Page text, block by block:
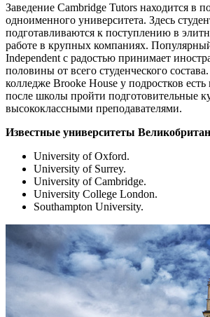
Заведение Cambridge Tutors находится в
одноименного университета. Здесь
подготавливаются к поступлению в
работе в крупных компаниях.
Independent с радостью принимает
половины от всего студенческого
колледже Brooke House у подростков есть
после школы пройти подготовительные
высококлассными преподавателями.
Известные университеты
University of Oxford.
University of Surrey.
University of Cambridge.
University College London.
Southampton University.